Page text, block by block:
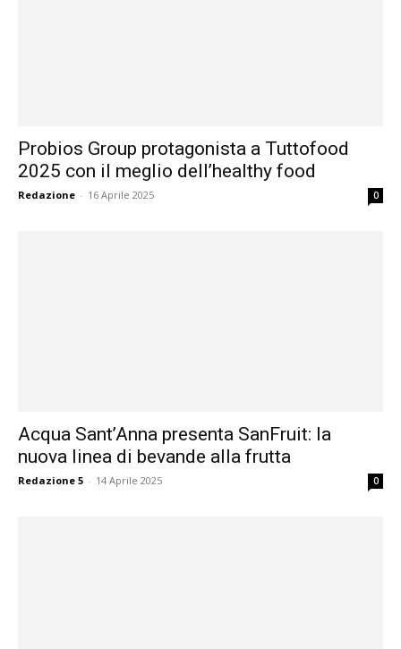
Probios Group protagonista a Tuttofood
2025 con il meglio dell’healthy food
Redazione - 16 Aprile 2025 0
Acqua Sant’Anna presenta SanFruit: la
nuova linea di bevande alla frutta
Redazione 5 - 14 Aprile 2025 0